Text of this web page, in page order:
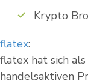
Krypto
flatex:
flatex hat sich
handelsaktiven